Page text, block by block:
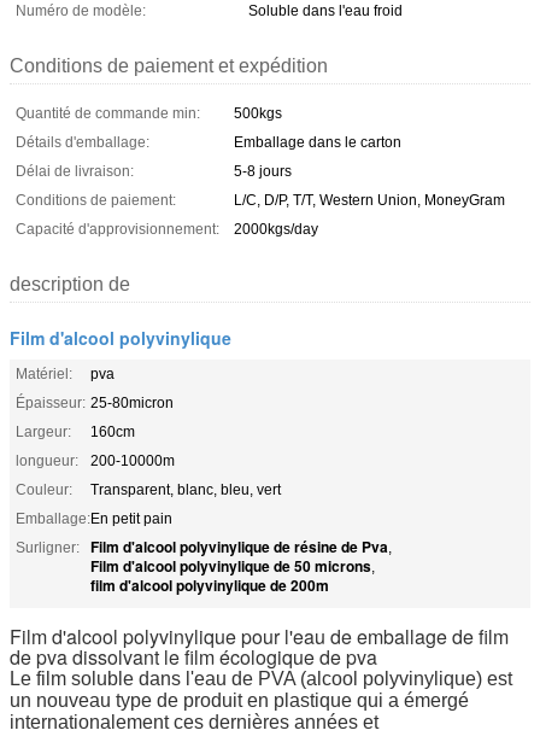
Numéro de modèle:
Soluble dans l'eau froid
Conditions de paiement et expédition
Quantité de commande min:
500kgs
Détails d'emballage:
Emballage dans le carton
Délai de livraison:
5-8 jours
Conditions de paiement:
L/C, D/P, T/T, Western Union, MoneyGram
Capacité d'approvisionnement:
2000kgs/day
description de
Film d'alcool polyvinylique
Matériel:
pva
Épaisseur: 25-80micron
Largeur:
160cm
longueur:
200-10000m
Couleur:
Transparent, blanc, bleu, vert
Emballage:En petit pain
Surligner:
Film d'alcool polyvinylique de résine de Pva,
Film d'alcool polyvinylique de 50 microns,
film d'alcool polyvinylique de 200m
Film d'alcool polyvinylique pour l'eau de emballage de film
de pva dissolvant le film écologique de pva
Le film soluble dans l'eau de PVA (alcool polyvinylique) est
un nouveau type de produit en plastique qui a émergé
internationalement ces dernières années et